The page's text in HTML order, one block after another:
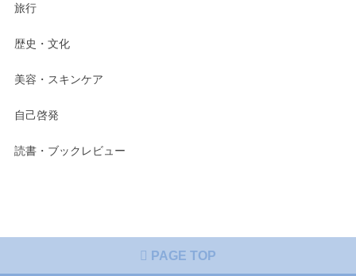
旅行
歴史・文化
美容・スキンケア
自己啓発
読書・ブックレビュー
PAGE TOP